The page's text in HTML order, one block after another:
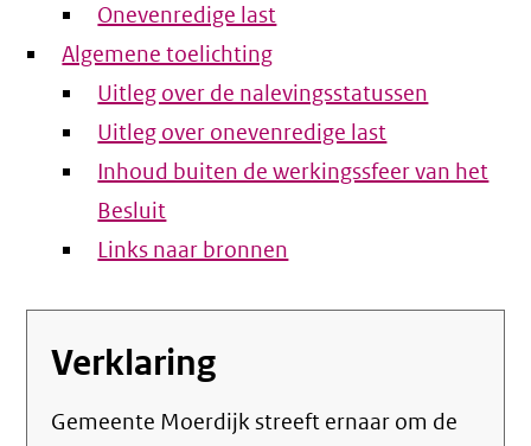
Onevenredige last
Algemene toelichting
Uitleg over de nalevingsstatussen
Uitleg over onevenredige last
Inhoud buiten de werkingssfeer van het
Besluit
Links naar bronnen
Verklaring
Gemeente Moerdijk streeft ernaar om de